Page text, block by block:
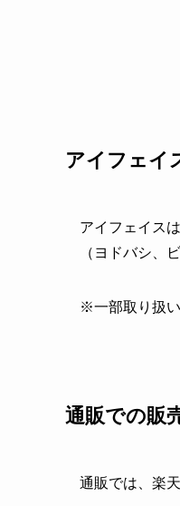
アイフェイ
アイフェイス
（ヨドバシ、
※一部取り扱
通販での販
通販では、楽